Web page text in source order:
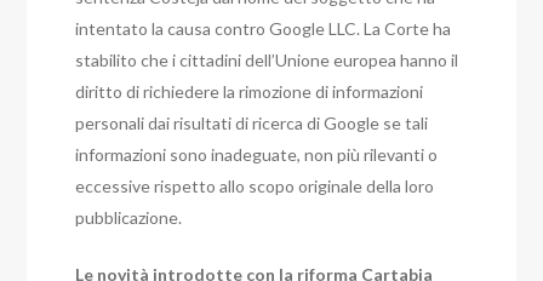
intentato la causa contro Google LLC. La Corte ha
stabilito che i cittadini dell’Unione europea hanno il
diritto di richiedere la rimozione di informazioni
personali dai risultati di ricerca di Google se tali
informazioni sono inadeguate, non più rilevanti o
eccessive rispetto allo scopo originale della loro
pubblicazione.
Le novità introdotte con la riforma Cartabia